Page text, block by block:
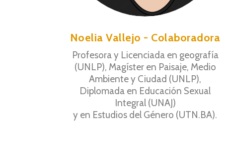
Noelia Vallejo - Colaboradora
Profesora y Licenciada en geografía
(UNLP), Magíster en Paisaje, Medio
Ambiente y Ciudad (UNLP),
Diplomada en Educación Sexual
Integral (UNAJ)
y en Estudios del Género (UTN.BA).